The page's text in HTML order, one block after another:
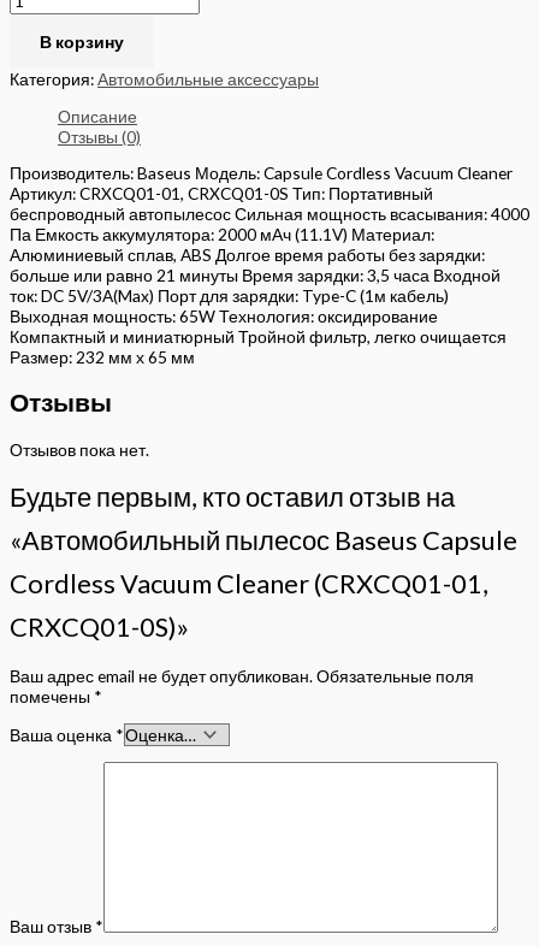
В корзину
Категория:Автомобильные аксессуары
Описание
Отзывы (0)
Производитель: Baseus Модель: Capsule Cordless Vacuum Cleaner
Артикул: CRXCQ01-01, CRXCQ01-0S Тип: Портативный
беспроводный автопылесос Сильная мощность всасывания: 4000
Па Емкость аккумулятора: 2000 мАч (11.1V) Материал:
Алюминиевый сплав, ABS Долгое время работы без зарядки:
больше или равно 21 минуты Время зарядки: 3,5 часа Входной
ток: DC 5V/3A(Max) Порт для зарядки: Type-C (1м кабель)
Выходная мощность: 65W Технология: оксидирование
Компактный и миниатюрный Тройной фильтр, легко очищается
Размер: 232 мм х 65 мм
Отзывы
Отзывов пока нет.
Будьте первым, кто оставил отзыв на
«Автомобильный пылесос Baseus Capsule
Cordless Vacuum Cleaner (CRXCQ01-01,
CRXCQ01-0S)»
Ваш адрес email не будет опубликован.Обязательные поля
помечены *
Ваша оценка *
Ваш отзыв *